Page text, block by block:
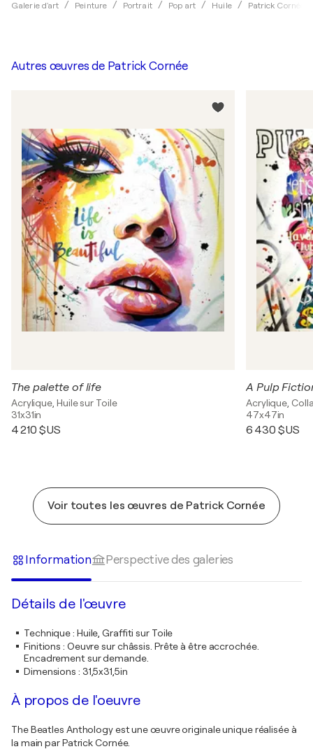
Galerie d'art Peinture Portrait Pop art Huile Patrick Cornée
Autres œuvres de Patrick Cornée
The palette of life
Acrylique, Huile sur Toile
31x31in
4 210 $US
A Pulp
Acrylique,
47x47in
6 430 $US
Voir toutes les œuvres de Patrick Cornée
Information Perspective des galeries
Détails de l'œuvre
Technique: Huile, Graffiti sur Toile
Finitions : Oeuvre sur châssis. Prête à être accrochée.
Encadrement sur demande.
Dimensions : 31,5x31,5in
À propos de l'oeuvre
The Beatles Anthology est une œuvre originale unique réalisée à
la main par Patrick Cornée.